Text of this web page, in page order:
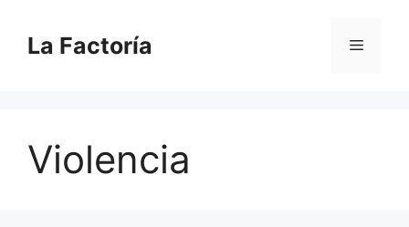
contenido
La Factoría Menú
Violencia